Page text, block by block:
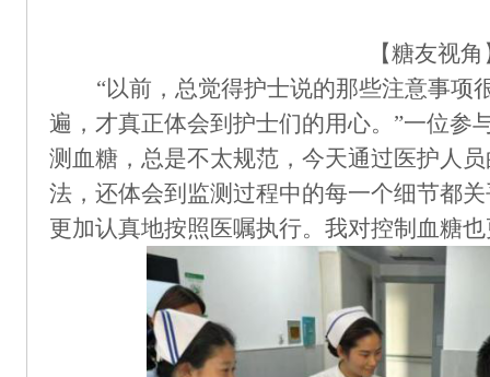
【糖友视
“以前 ， 总觉得护士说的那些注意事项
遍，才真正体会到 护士们的用心。 ”一位参
测血糖，总是不太规范，今天通过医护人
法，还体会到监测过程中的每一个细节都
更加认真地按照医嘱执行。我对控制血糖